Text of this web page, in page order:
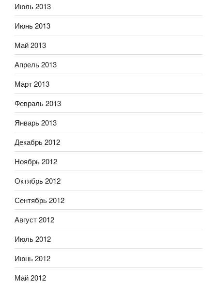
Июль 2013
Июнь 2013
Май 2013
Апрель 2013
Март 2013
Февраль 2013
Январь 2013
Декабрь 2012
Ноябрь 2012
Октябрь 2012
Сентябрь 2012
Август 2012
Июль 2012
Июнь 2012
Май 2012